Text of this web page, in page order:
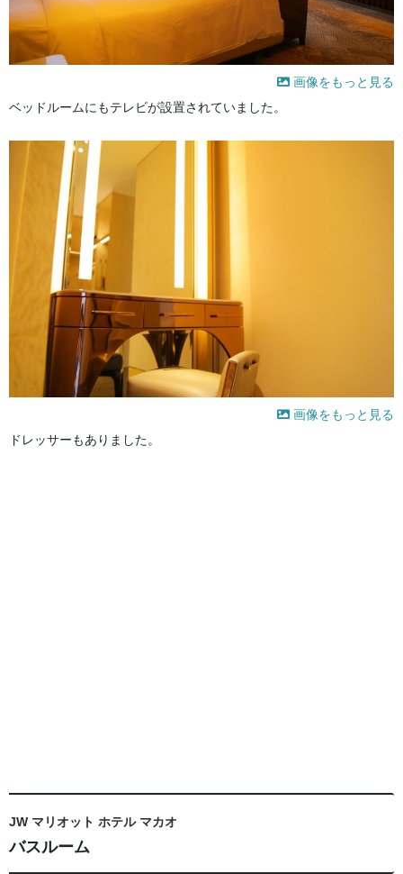
画像をもっと見る
ベッドルームにもテレビが設置されていました。
画像をもっと見る
ドレッサーもありました。
JW マリオット ホテル マカオ
バスルーム